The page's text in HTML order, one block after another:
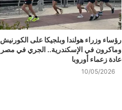
رؤساء وزراء هولندا وبلجيكا على الكورنيش
وماكرون في الإسكندرية.. الجري في مصر
عادة زعماء أوروبا
10/05/2026